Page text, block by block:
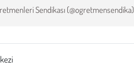
Sendikası (@ogretmensendika)